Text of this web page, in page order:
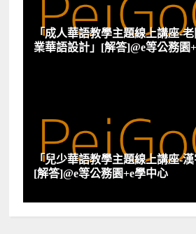
「成人華語教學主題線上講座-
業華語設計」[解答]@e等公務園
「兒少華語教學主題線上講座-漢
[解答]@e等公務園+e學中心